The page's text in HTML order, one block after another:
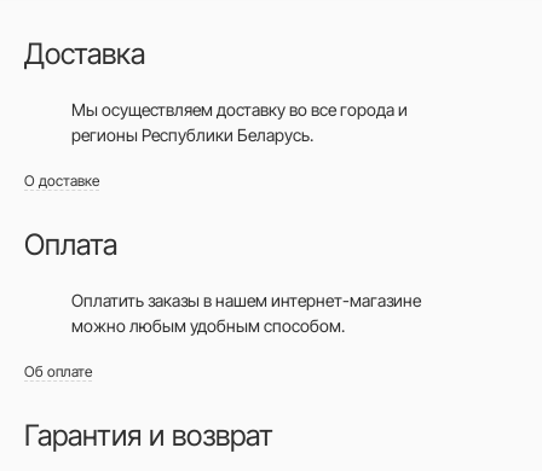
Доставка
Мы осуществляем доставку во все городаи
регионы Республики Беларусь.
О доставке
Оплата
Оплатить заказы в нашем интернет-магазине
можно любым удобным способом.
Об оплате
Гарантия и возврат